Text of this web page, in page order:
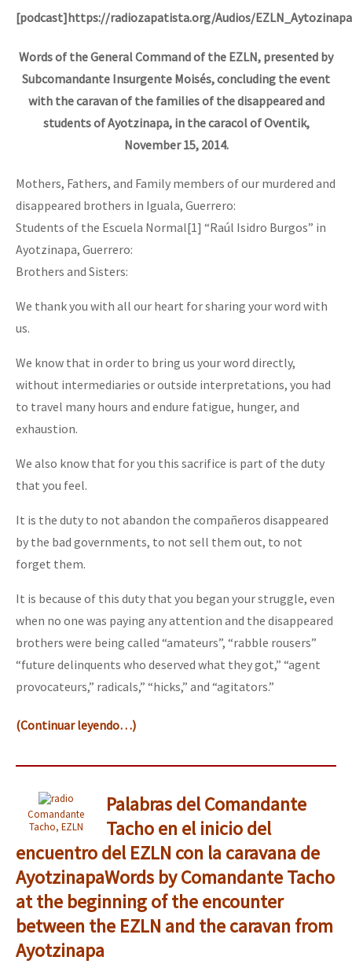
[podcast]https://radiozapatista.org/Audios/
Words of the General Command of the EZLN, presented by
Subcomandante Insurgente Moisés, concluding the event
with the caravan of the families of the disappeared and
students of Ayotzinapa, in the caracol of Oventik,
November 15, 2014.
Mothers, Fathers, and Family members of our murdered and
disappeared brothers in Iguala, Guerrero:
Students of the Escuela Normal[1] “Raúl Isidro Burgos” in
Ayotzinapa, Guerrero:
Brothers and Sisters:
We thank you with all our heart for sharing your word with
us.
We know that in order to bring us your word directly,
without intermediaries or outside interpretations, you had
to travel many hours and endure fatigue, hunger, and
exhaustion.
We also know that for you this sacrifice is part of the duty
that you feel.
It is the duty to not abandon the compañeros disappeared
by the bad governments, to not sell them out, to not
forget them.
It is because of this duty that you began your struggle, even
when no one was paying any attention and the disappeared
brothers were being called “amateurs”, “rabble rousers”
“future delinquents who deserved what they got,” “agent
provocateurs,” radicals,” “hicks,” and “agitators.”
(Continuar leyendo…)
Comandante
Tacho, EZLN
Palabras del Comandante
Tacho en el inicio del
encuentro del EZLN con la caravana de
AyotzinapaWords by Comandante Tacho
at the beginning of the encounter
between the EZLN and the caravan from
Ayotzinapa